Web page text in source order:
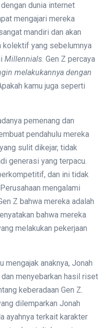
dunia internet
mengajari mereka
mandiri dan akan
kolektif yang sebelumnya
Millennials. Gen Z percaya
melakukannya dengan
kamu juga seperti
pemenang dan
pendahulu mereka
sulit dikejar, tidak
generasi yang terpacu.
dan ini tidak
mengalami
Z bahwa mereka adalah
bahwa mereka
melakukan pekerjaan
mengajak anaknya, Jonah
menyebarkan hasil riset
keberadaan Gen Z.
dilemparkan Jonah
ayahnya terkait karakter